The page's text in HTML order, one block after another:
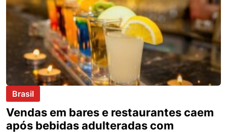
Brasil
Vendas em bares e restaurantes caem
após bebidas adulteradas com